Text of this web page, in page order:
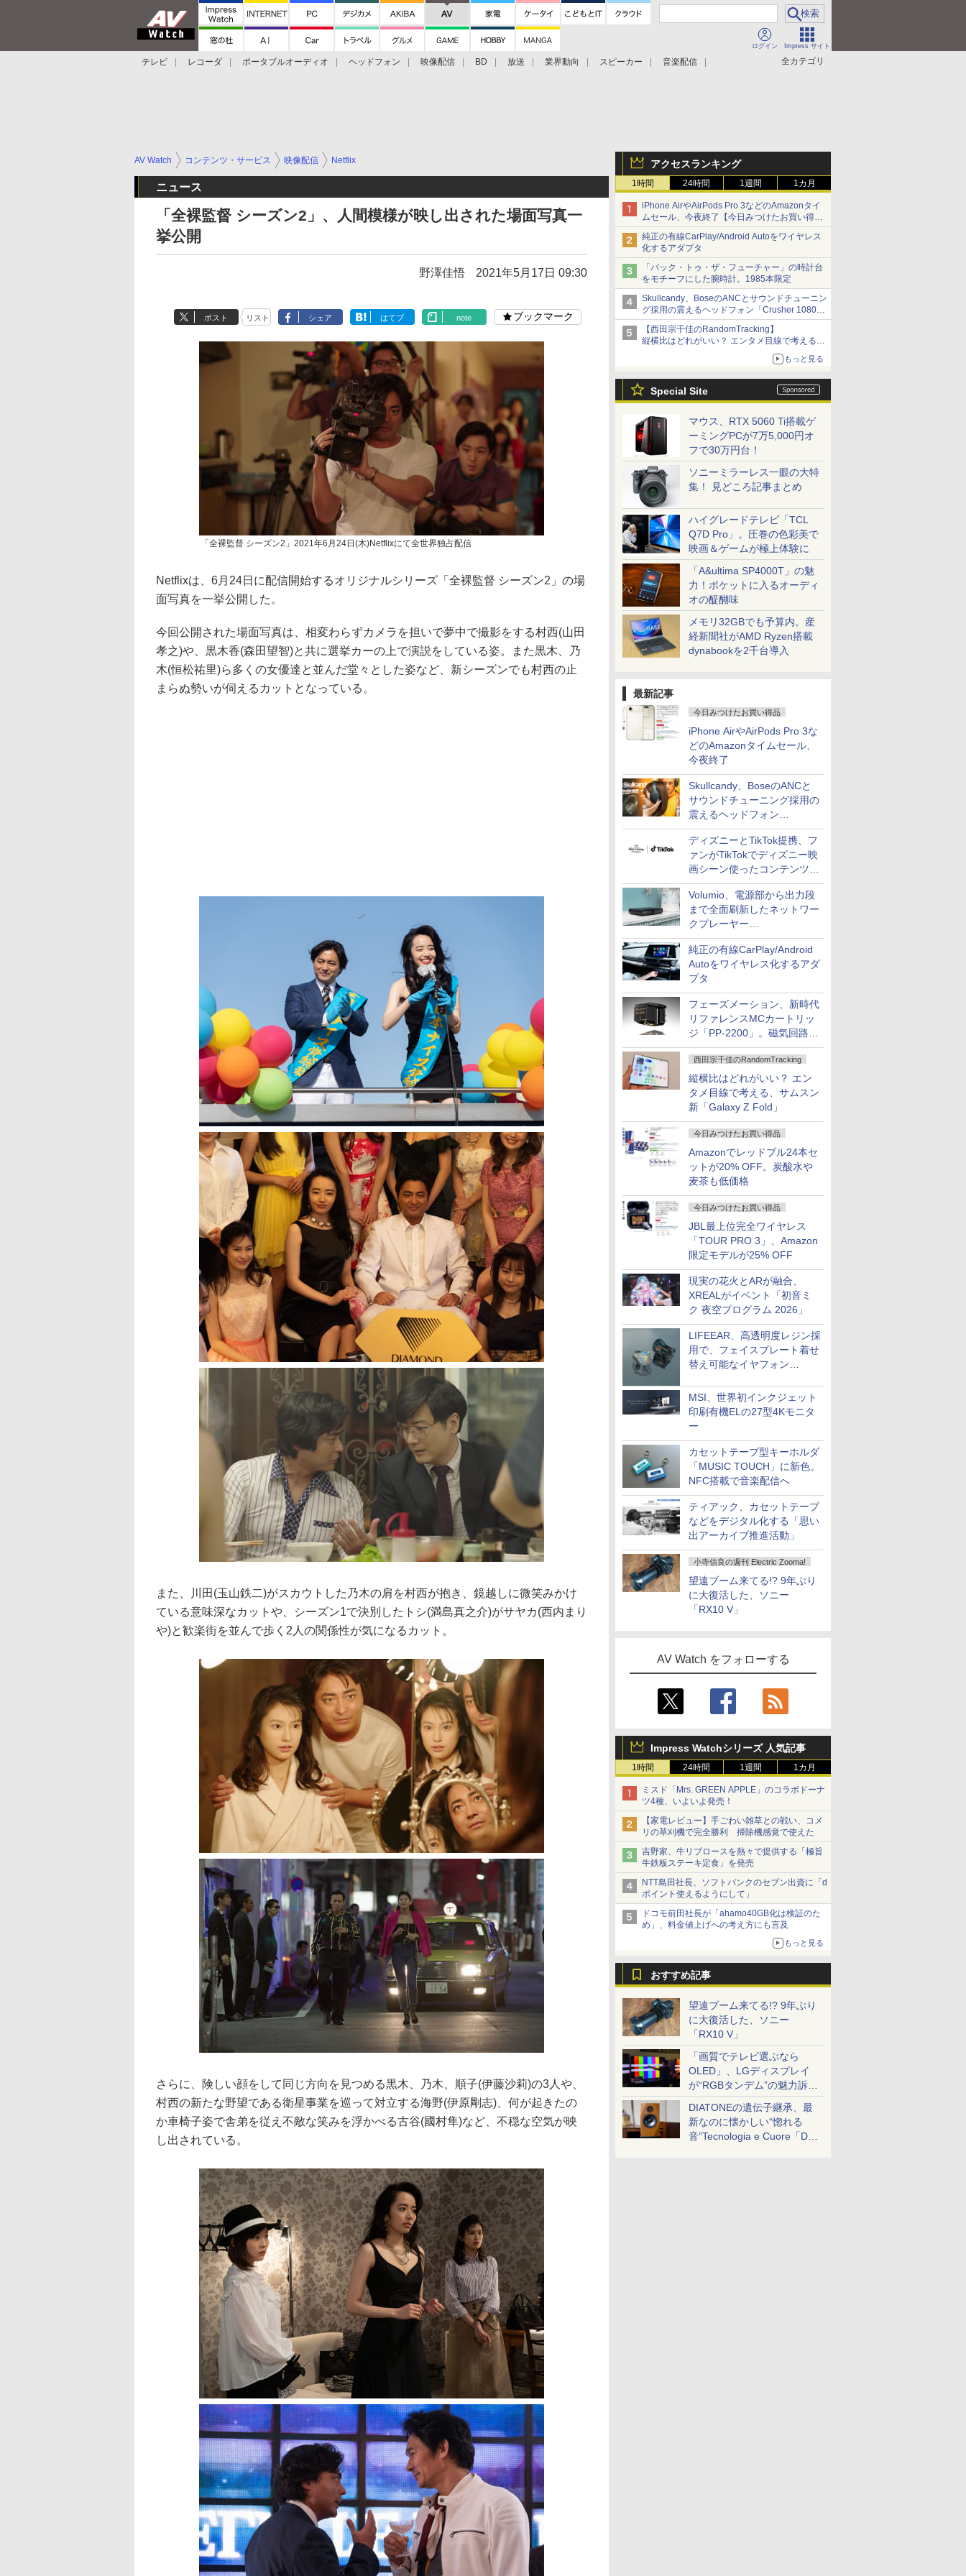
ログイン Impress サイト
全カテゴリ
テレビ レコーダ ポータブルオーディオ ヘッドフォン 映像配信 BD 放送 業界動向 スピーカー
音楽配信
アクセスランキング
1時間 24時間 1週間 1カ月
iPhone AirやAirPods Pro 3などのAmazonタイ
ムセール、今夜終了【今日みつけたお買い得
品】
純正の有線CarPlay/Android Autoをワイヤレス
化するアダプタ
「バック・トゥ・ザ・フューチャー」の時計台
をモチーフにした腕時計。1985本限定
Skullcandy、BoseのANCとサウンドチューニン
グ採用の震えるヘッドフォン「Crusher 1080
ANC」
【西田宗千佳のRandomTracking】
縦横比はどれがいい？ エンタメ目線で考える、
もっと見る
Special Site
マウス、RTX 5060 Ti搭載ゲ
ーミングPCが7万5,000円オ
フで30万円台！
ソニーミラーレス一眼の大特
集！ 見どころ記事まとめ
ハイグレードテレビ「TCL
Q7D Pro」。圧巻の色彩美で
映画＆ゲームが極上体験に
「A&ultima SP4000T」の魅
力！ポケットに入るオーディ
オの醍醐味
メモリ32GBでも予算内。産
経新聞社がAMD Ryzen搭載
dynabookを2千台導入
最新記事
今日みつけたお買い得品
iPhone AirやAirPods Pro 3な
どのAmazonタイムセール、
今夜終了
Skullcandy、BoseのANCと
サウンドチューニング採用の
震えるヘッドフォン
「Crusher 1080 ANC」
ディズニーとTikTok提携、フ
ァンがTikTokでディズニー映
画シーン使ったコンテンツ制
作、Disney+にも配信
Volumio、電源部から出力段
まで全面刷新したネットワー
クプレーヤー
「Primo（2026）」
純正の有線CarPlay/Android
Autoをワイヤレス化するアダ
プタ
フェーズメーション、新時代
リファレンスMCカートリッ
ジ「PP-2200」。磁気回路や
ハウジングを根本から見直し
西田宗千佳のRandomTracking
縦横比はどれがいい？ エン
タメ目線で考える、サムスン
新「Galaxy Z Fold」
今日みつけたお買い得品
Amazonでレッドブル24本セ
ットが20% OFF。炭酸水や
麦茶も低価格
今日みつけたお買い得品
JBL最上位完全ワイヤレス
「TOUR PRO 3」、Amazon
限定モデルが25% OFF
現実の花火とARが融合、
XREALがイベント「初音ミ
ク 夜空プログラム 2026」
LIFEEAR、高透明度レジン採
用で、フェイスプレート着せ
替え可能なイヤフォン
MSI、世界初インクジェット
印刷有機ELの27型4Kモニタ
ー
カセットテープ型キーホルダ
「MUSIC TOUCH」に新色。
NFC搭載で音楽配信へ
ティアック、カセットテープ
などをデジタル化する「思い
出アーカイブ推進活動」
小寺信良の週刊 Electric Zooma!
望遠ブーム来てる!? 9年ぶり
に大復活した、ソニー
「RX10 V」
AV Watch をフォローする
Impress Watchシリーズ 人気記事
1時間 24時間 1週間 1カ月
ミスド「Mrs. GREEN APPLE」のコラボドーナ
ツ4種、いよいよ発売！
【家電レビュー】手ごわい雑草との戦い、コメ
リの草刈機で完全勝利 掃除機感覚で使えた
吉野家、牛リブロースを熱々で提供する「極旨
牛鉄板ステーキ定食」を発売
NTT島田社長、ソフトバンクのセブン出資に「d
ポイント使えるようにして」
ドコモ前田社長が「ahamo40GB化は検証のた
め」、料金値上げへの考え方にも言及
もっと見る
おすすめ記事
望遠ブーム来てる!? 9年ぶり
に大復活した、ソニー
「RX10 V」
「画質でテレビ選ぶなら
OLED」、LGディスプレイ
が“RGBタンデム”の魅力訴
求。液晶とのガチ比較も
DIATONEの遺伝子継承、最
新なのに懐かしい“惚れる
音”Tecnologia e Cuore「DS-
AV Watch コンテンツ・サービス 映像配信 Netflix
ニュース
「全裸監督 シーズン2」、人間模様が映し出された場面写真一
挙公開
野澤佳悟 2021年5月17日 09:30
ポスト リスト シェア はてブ note ブックマーク
「全裸監督 シーズン2」2021年6月24日(木)Netflixにて全世界独占配信
Netflixは、6月24日に配信開始するオリジナルシリーズ「全裸監督 シーズン2」の場
面写真を一挙公開した。
今回公開された場面写真は、相変わらずカメラを担いで夢中で撮影をする村西(山田
孝之)や、黒木香(森田望智)と共に選挙カーの上で演説をしている姿。また黒木、乃
木(恒松祐里)ら多くの女優達と並んだ堂々とした姿など、新シーズンでも村西の止
まらぬ勢いが伺えるカットとなっている。
また、川田(玉山鉄二)がスカウトした乃木の肩を村西が抱き、鏡越しに微笑みかけ
ている意味深なカットや、シーズン1で決別したトシ(満島真之介)がサヤカ(西内まり
や)と歓楽街を並んで歩く2人の関係性が気になるカット。
さらに、険しい顔をして同じ方向を見つめる黒木、乃木、順子(伊藤沙莉)の3人や、
村西の新たな野望である衛星事業を巡って対立する海野(伊原剛志)、何が起きたの
か車椅子姿で舎弟を従え不敵な笑みを浮かべる古谷(國村隼)など、不穏な空気が映
し出されている。